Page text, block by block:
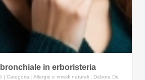
in erboristeria
| Categoria : Allergie e rimedi naturali
Debora De